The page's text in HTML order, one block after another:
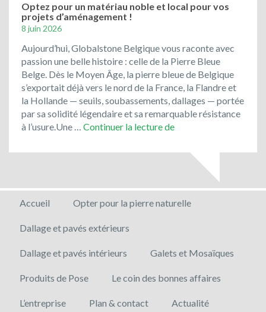
Optez pour un matériau noble et local pour vos
projets d’aménagement !
8 juin 2026
Aujourd’hui, Globalstone Belgique vous raconte avec
passion une belle histoire : celle de la Pierre Bleue
Belge. Dès le Moyen Âge, la pierre bleue de Belgique
s’exportait déjà vers le nord de la France, la Flandre et
la Hollande — seuils, soubassements, dallages — portée
par sa solidité légendaire et sa remarquable résistance
à l’usure.Une … Continuer la lecture deOptez
un
matériau
et
local
d’aménagement
Accueil Opter pour la pierre naturelle
Dallage et pavés extérieurs
Dallage et pavés intérieurs Galets et Mosaïques
Produits de Pose Le coin des bonnes affaires
L’entreprise Plan & contact Actualité